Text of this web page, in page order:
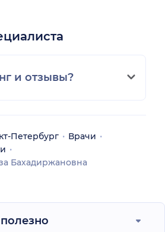
и отзывы?
Петербург
Врачи
Бахадиржановна